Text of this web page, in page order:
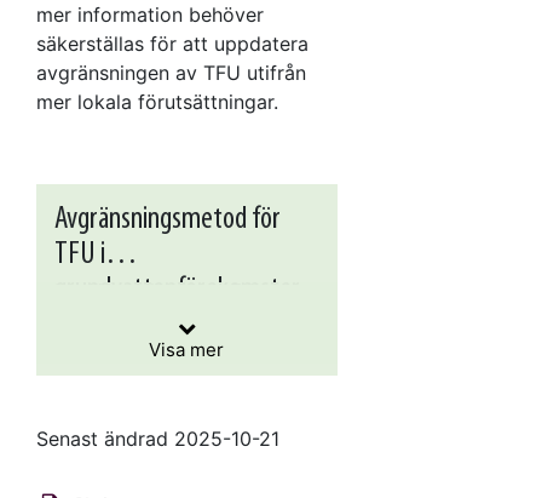
mer information behöver
säkerställas för att uppdatera
avgränsningen av TFU utifrån
mer lokala förutsättningar.
Avgränsningsmetod för
TFU i
grundvattenförekomster
större än 20 km
sedimentärt berg
grundvattenförekomster
som är mycket stora, vilket
avgränsa hela förekomsten
uppgifter om influensradie
För att leva upp till
Visa mer
Senast ändrad 2025-10-21